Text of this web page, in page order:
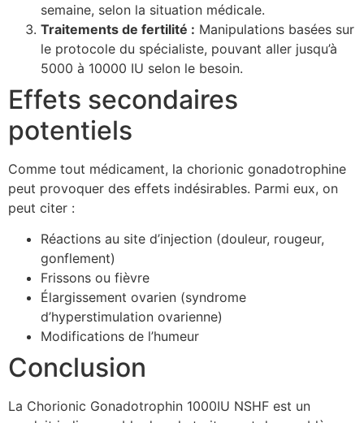
semaine, selon la situation médicale.
Traitements de fertilité : Manipulations basées sur
le protocole du spécialiste, pouvant aller jusqu’à
5000 à 10000 IU selon le besoin.
Effets secondaires
potentiels
Comme tout médicament, la chorionic gonadotrophine
peut provoquer des effets indésirables. Parmi eux, on
peut citer :
Réactions au site d’injection (douleur, rougeur,
gonflement)
Frissons ou fièvre
Élargissement ovarien (syndrome
d’hyperstimulation ovarienne)
Modifications de l’humeur
Conclusion
La Chorionic Gonadotrophin 1000IU NSHF est un